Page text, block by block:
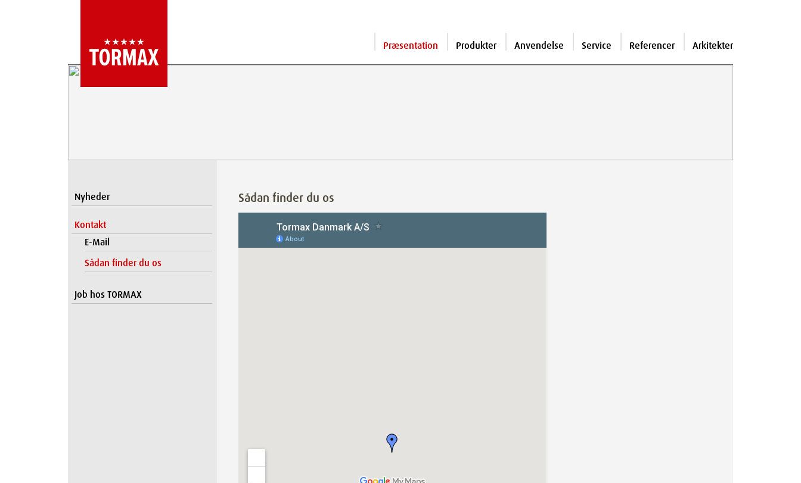
Præsentation Produkter Anvendelse Service Referencer Arkitekter
Nyheder
Kontakt
E-Mail
Sådan finder du os
Job hos TORMAX
Sådan finder du os